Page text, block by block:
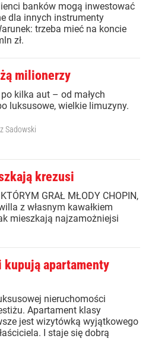
banków mogą inwestować
dla innych instrumenty
trzeba mieć na koncie
zł.
milionerzy
kilka aut – od małych
luksusowe, wielkie limuzyny.
Sadowski
krezusi
GRAŁ MŁODY CHOPIN,
z własnym kawałkiem
mieszkają najzamożniejsi
kupują apartamenty
nieruchomości
Apartament klasy
jest wizytówką wyjątkowego
I staje się dobrą